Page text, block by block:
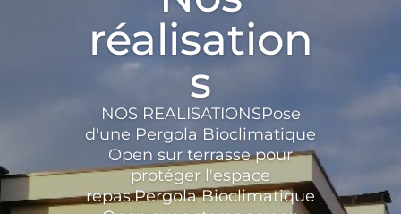
réalisation
s
NOS REALISATIONSPose
d'une Pergola Bioclimatique
Open sur terrasse pour
protéger l'espace
repas.Pergola Bioclimatique